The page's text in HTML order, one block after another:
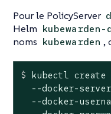
Pour le PolicyServer
Helm
noms kubewarden ,
$ kubectl create
--docker-
--docker-